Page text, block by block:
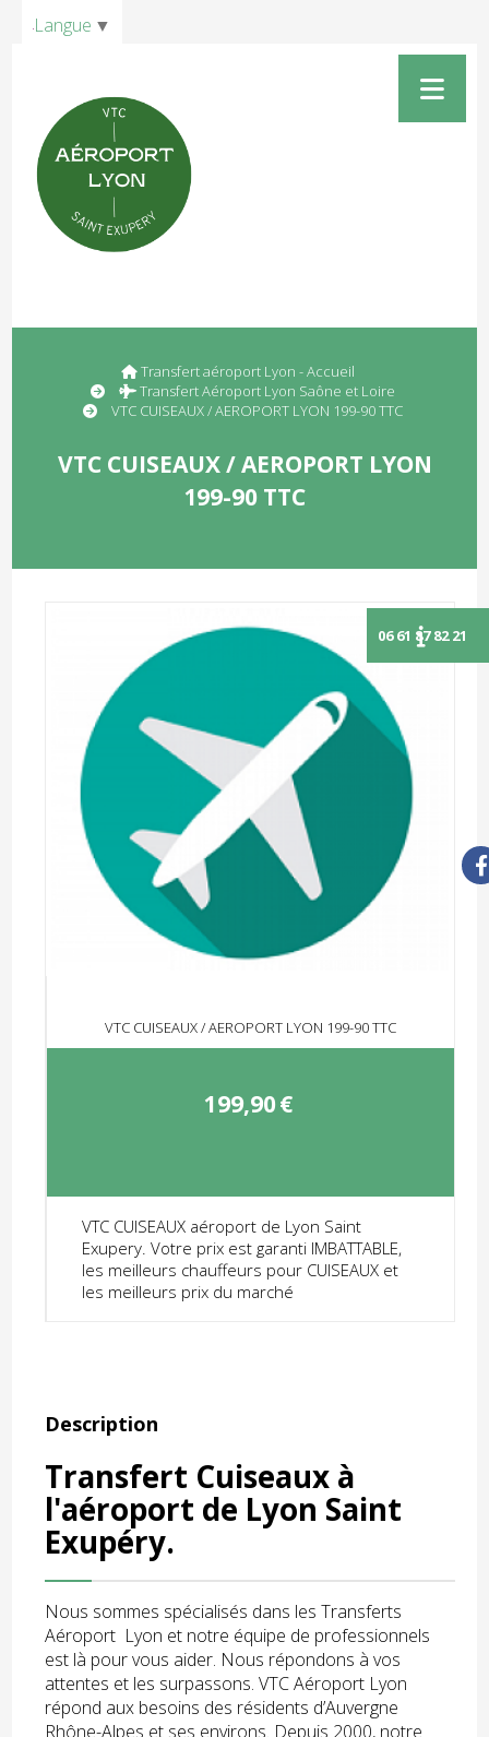
Transfert aéroport Lyon - Accueil
Transfert Aéroport Lyon Saône et Loire
VTC CUISEAUX / AEROPORT LYON 199-90 TTC
VTC CUISEAUX / AEROPORT LYON
199-90 TTC
VTC CUISEAUX / AEROPORT LYON 199-90 TTC
199,90€
VTC CUISEAUX aéroport de Lyon Saint
Exupery. Votre prix est garanti IMBATTABLE,
les meilleurs chauffeurs pour CUISEAUX et
les meilleurs prix du marché
Description
Transfert Cuiseaux à
l'aéroport de Lyon Saint
Exupéry.
Nous sommes spécialisés dans les Transferts
Aéroport Lyon et notre équipe de professionnels
est là pour vous aider. Nous répondons à vos
attentes et les surpassons. VTC Aéroport Lyon
répond aux besoins des résidents d’Auvergne
Rhône-Alpes et ses environs. Depuis 2000, notre
Langue ▼